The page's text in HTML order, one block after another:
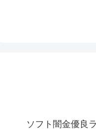
ソフト闇金優良